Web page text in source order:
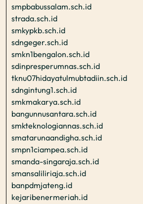
smpbabussalam.sch.id
strada.sch.id
smkypkb.sch.id
sdngeger.sch.id
smkn1bengalon.sch.id
sdinpresperumnas.sch.id
tknu07hidayatulmubtadiin.sch.id
sdngintung1.sch.id
smkmakarya.sch.id
bangunnusantara.sch.id
smkteknologiannas.sch.id
smatarunaandigha.sch.id
smpn1ciampea.sch.id
smanda-singaraja.sch.id
smansaliliriaja.sch.id
banpdmjateng.id
kejaribenermeriah.id